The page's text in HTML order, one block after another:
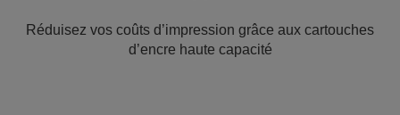
Réduisez vos coûts d’impression grâce aux cartouches
d’encre haute capacité